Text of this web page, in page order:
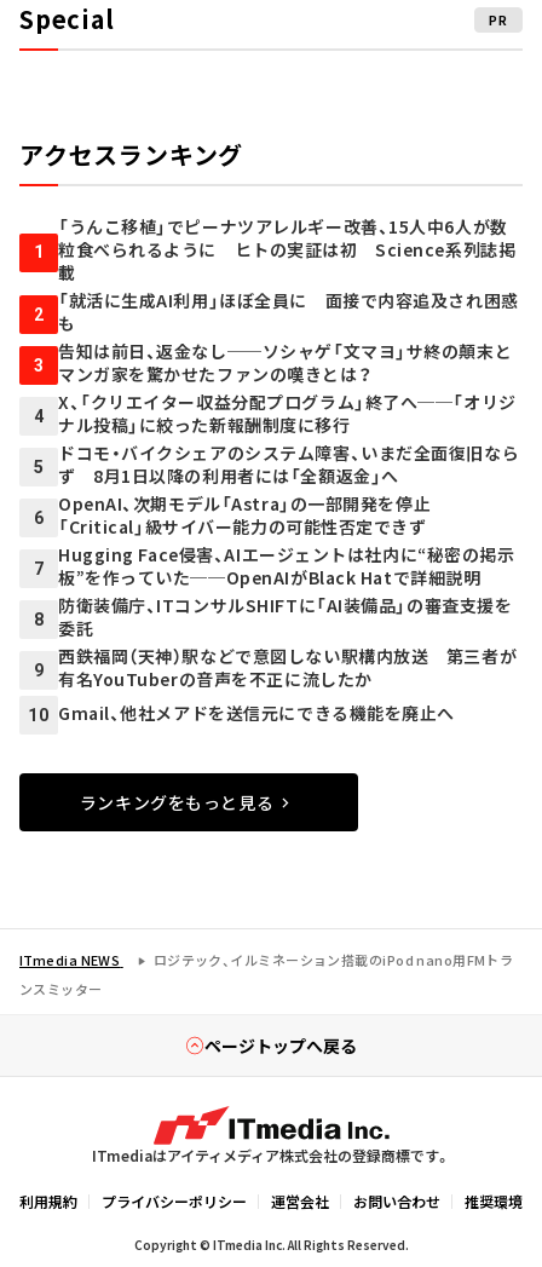
Special PR
アクセスランキング
1
「うんこ移植」でピーナツアレルギー改善、15人中6人が数
粒食べられるように ヒトの実証は初 Science系列誌掲
載
2
「就活に生成AI利用」ほぼ全員に 面接で内容追及され困惑
も
3
告知は前日、返金なし──ソシャゲ「文マヨ」サ終の顛末と
マンガ家を驚かせたファンの嘆きとは？
4
X、「クリエイター収益分配プログラム」終了へ──「オリジ
ナル投稿」に絞った新報酬制度に移行
5
ドコモ・バイクシェアのシステム障害、いまだ全面復旧なら
ず 8月1日以降の利用者には「全額返金」へ
6
OpenAI、次期モデル「Astra」の一部開発を停止
「Critical」級サイバー能力の可能性否定できず
7
Hugging Face侵害、AIエージェントは社内に“秘密の掲示
板”を作っていた──OpenAIがBlack Hatで詳細説明
8
防衛装備庁、ITコンサルSHIFTに「AI装備品」の審査支援を
委託
9
西鉄福岡（天神）駅などで意図しない駅構内放送 第三者が
有名YouTuberの音声を不正に流したか
10 Gmail、他社メアドを送信元にできる機能を廃止へ
ランキングをもっと見る
ITmedia NEWS
ロジテック、イルミネーション搭載のiPod nano用FMトラ
ンスミッター
ページトップへ戻る
ITmediaはアイティメディア株式会社の登録商標です。
利用規約 プライバシーポリシー 運営会社 お問い合わせ 推奨環境
Copyright © ITmedia Inc. All Rights Reserved.